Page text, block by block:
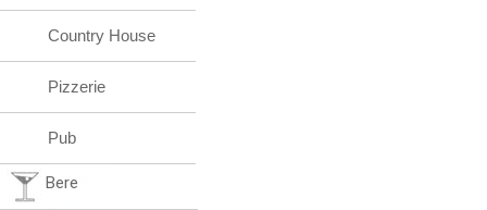
Country House
Pizzerie
Pub
Bere